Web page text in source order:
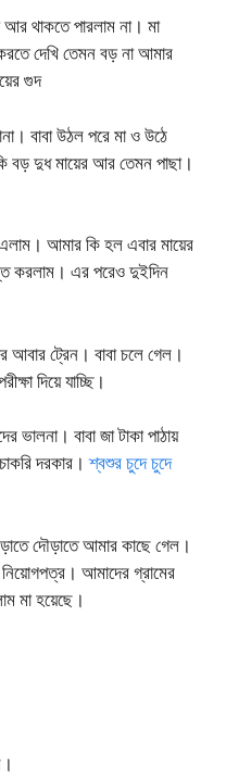
আর থাকতে পারলাম না। মা
দেখি তেমন বড় না আমার
গুদ
বাবা উঠল পরে মা ও উঠে
বড় দুধ মায়ের আর তেমন পাছা।
আমার কি হল এবার মায়ের
করলাম। এর পরেও দুইদিন
আবার ট্রেন। বাবা চলে গেল।
দিয়ে যাচ্ছি।
বাবা জা টাকা পাঠায়
দরকার।শ্বশুর চুদে চুদে
দৌড়াতে আমার কাছে গেল।
আমাদের গ্রামের
মা হয়েছে।